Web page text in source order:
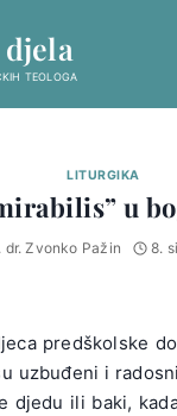
TEOLOGA
LITURGIKA
u
dr. Zvonko Pažin 8.
predškolske
uzbuđeni i
djedu ili baki,